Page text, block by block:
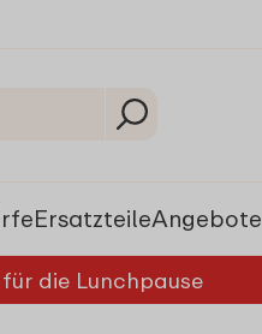
ErsatzteileAngebote
die Lunchpause